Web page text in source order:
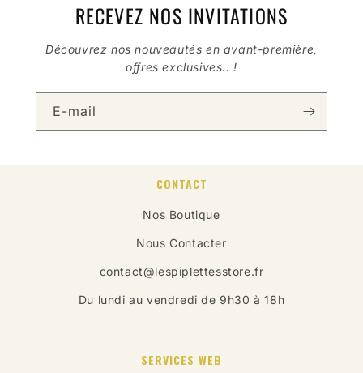
RECEVEZ NOS INVITATIONS
Découvrez nos nouveautés en avant-première,
offres exclusives.. !
E-mail
CONTACT
Nos Boutique
Nous Contacter
contact@lespiplettesstore.fr
Du lundi au vendredi de 9h30 à 18h
SERVICES WEB